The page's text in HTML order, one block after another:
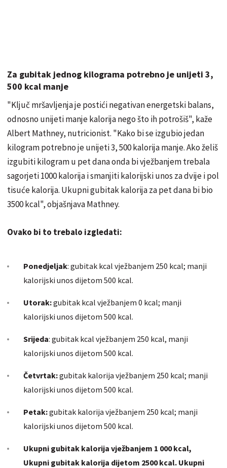
Za gubitak jednog kilograma potrebno je unijeti 3,
500 kcal manje
"Ključ mršavljenja je postići negativan energetski balans,
odnosno unijeti manje kalorija nego što ih potrošiš", kaže
Albert Mathney, nutricionist. "Kako bi se izgubio jedan
kilogram potrebno je unijeti 3, 500 kalorija manje. Ako želiš
izgubiti kilogram u pet dana onda bi vježbanjem trebala
sagorjeti 1000 kalorija i smanjiti kalorijski unos za dvije i pol
tisuće kalorija. Ukupni gubitak kalorija za pet dana bi bio
3500 kcal", objašnjava Mathney.
Ovako bi to trebalo izgledati:
Ponedjeljak: gubitak kcal vježbanjem 250 kcal; manji
kalorijski unos dijetom 500 kcal.
Utorak:gubitak kcal vježbanjem 0 kcal; manji
kalorijski unos dijetom 500 kcal.
Srijeda: gubitak kcal vježbanjem 250 kcal, manji
kalorijski unos dijetom 500 kcal.
Četvrtak:gubitak kalorija vježbanjem 250 kcal; manji
kalorijski unos dijetom 500 kcal.
Petak:gubitak kalorija vježbanjem 250 kcal; manji
kalorijski unos dijetom 500 kcal.
Ukupni gubitak kalorija vježbanjem 1 000 kcal,
Ukupni gubitak kalorija dijetom 2500 kcal. Ukupni